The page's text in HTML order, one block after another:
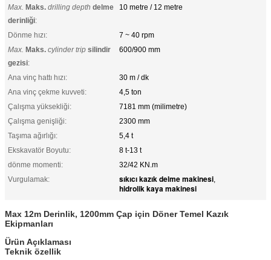
Max. Maks. drilling depth delme
derinliği:
10 metre / 12 metre
Dönme hızı:
7 ~ 40 rpm
Max. Maks. cylinder trip silindir
gezisi:
600/900 mm
Ana vinç hattı hızı:
30 m / dk
Ana vinç çekme kuvveti:
4,5 ton
Çalışma yüksekliği:
7181 mm (milimetre)
Çalışma genişliği:
2300 mm
Taşıma ağırlığı:
5,4 t
Ekskavatör Boyutu:
8 t-13 t
dönme momenti:
32/42 KN.m
Vurgulamak:
sıkıcı kazık delme makinesi,
hidrolik kaya makinesi
Max 12m Derinlik, 1200mm Çap için Döner Temel Kazık
Ekipmanları
Ürün Açıklaması
Teknik özellik